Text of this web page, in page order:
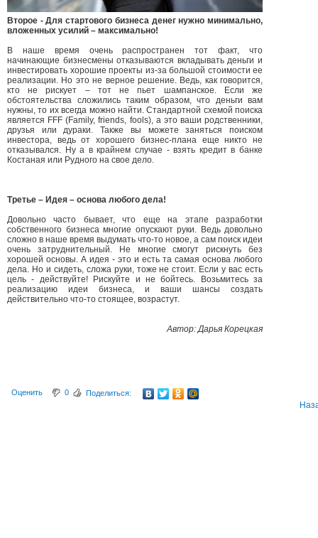
Второе - Для стартового бизнеса денег нужно минимально,
вложенных усилий – максимально!
В наше время очень распространен тот факт, что
начинающие бизнесмены отказываются вкладывать деньги и
инвестировать хорошие проекты из-за большой стоимости ее
реализации. Но это не верное решение. Ведь, как говорится,
кто не рискует – тот не пьет шампанское. Если же
обстоятельства сложились таким образом, что деньги вам
нужны, то их всегда можно найти. Стандартной схемой поиска
является FFF (Family, friends, fools), а это ваши родственники,
друзья или дураки. Также вы можете заняться поиском
инвестора, ведь от хорошего бизнес-плана еще никто не
отказывался. Ну а в крайнем случае - взять кредит в банке
Костаная или Рудного на свое дело.
Третье – Идея – основа любого дела!
Довольно часто бывает, что еще на этапе разработки
собственного бизнеса многие опускают руки. Ведь довольно
сложно в наше время выдумать что-то новое, а сам поиск идеи
очень затруднительный. Не многие смогут рискнуть без
хорошей основы. А идея - это и есть та самая основа любого
дела. Но и сидеть, сложа руки, тоже не стоит. Если у вас есть
цель - действуйте! Рискуйте и не бойтесь. Возьмитесь за
реализацию идеи бизнеса, и ваши шансы создать
действительно что-то стоящее, возрастут.
Автор: Дарья Корецкая
Оценить 0 Поделиться: